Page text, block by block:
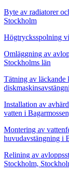
Byte av radiatorer
Stockholm
Högtrycksspolning
Omläggning av
Stockholms län
Tätning av läckande
Installation av
vatten i
Montering av
huvudavstängning i
Relining av
Stockholm,